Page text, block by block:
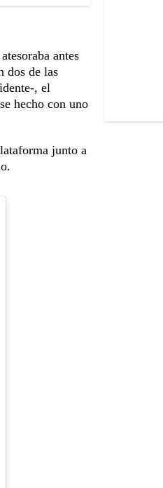
antes
dos de las
, el
hecho con uno
junto a